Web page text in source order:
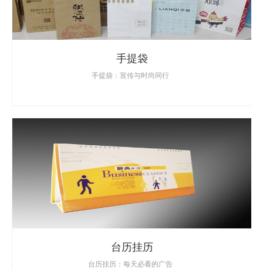
手提袋
手提袋：宣传与时尚同行
台历挂历
台历挂历：每天必看的广告